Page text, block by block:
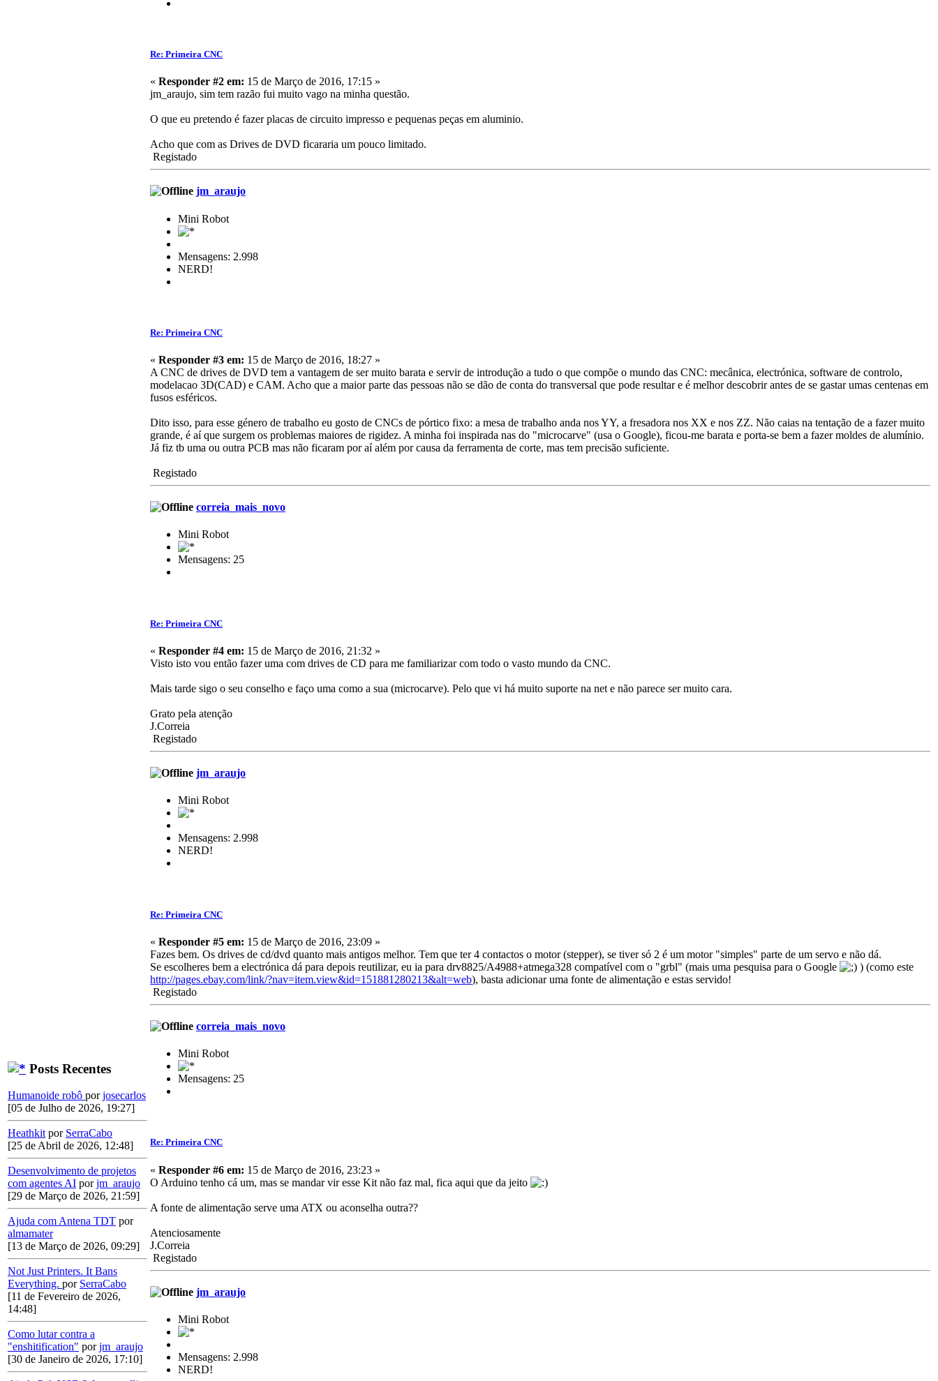
Posts Recentes
Humanoide robô porjosecarlos
[05 de Julho de 2026, 19:27]
Heathkit por SerraCabo
[25 de Abril de 2026, 12:48]
Desenvolvimento de projetos
com agentes AI porjm_araujo
[29 de Março de 2026, 21:59]
Ajuda com Antena TDT por
almamater
[13 de Março de 2026, 09:29]
Not Just Printers. It Bans
Everything. por SerraCabo
[11 de Fevereiro de 2026,
14:48]
Como lutar contra a
"enshitification" porjm_araujo
[30 de Janeiro de 2026, 17:10]
Re: Primeira CNC
« Responder #2 em: 15 de Março de 2016, 17:15 »
jm_araujo, sim tem razão fui muito vago na minha questão.
O que eu pretendo é fazer placas de circuito impresso e pequenas peças em aluminio.
Acho que com as Drives de DVD ficararia um pouco limitado.
Registado
jm_araujo
Mini Robot
Mensagens: 2.998
NERD!
Re: Primeira CNC
« Responder #3 em: 15 de Março de 2016, 18:27 »
A CNC de drives de DVD tem a vantagem de ser muito barata e servir de introdução a tudo o que compõe o mundo das CNC: mecânica, electrónica, software de controlo,
modelacao 3D(CAD) e CAM. Acho que a maior parte das pessoas não se dão de conta do transversal que pode resultar e é melhor descobrir antes de se gastar umas centenas em
fusos esféricos.
Dito isso, para esse género de trabalho eu gosto de CNCs de pórtico fixo: a mesa de trabalho anda nos YY, a fresadora nos XX e nos ZZ. Não caias na tentação de a fazer muito
grande, é aí que surgem os problemas maiores de rigidez. A minha foi inspirada nas do "microcarve" (usa o Google), ficou-me barata e porta-se bem a fazer moldes de alumínio.
Já fiz tb uma ou outra PCB mas não ficaram por aí além por causa da ferramenta de corte, mas tem precisão suficiente.
Registado
correia_mais_novo
Mini Robot
Mensagens: 25
Re: Primeira CNC
« Responder #4 em: 15 de Março de 2016, 21:32 »
Visto isto vou então fazer uma com drives de CD para me familiarizar com todo o vasto mundo da CNC.
Mais tarde sigo o seu conselho e faço uma como a sua (microcarve). Pelo que vi há muito suporte na net e não parece ser muito cara.
Grato pela atenção
J.Correia
Registado
jm_araujo
Mini Robot
Mensagens: 2.998
NERD!
Re: Primeira CNC
« Responder #5 em: 15 de Março de 2016, 23:09 »
Fazes bem. Os drives de cd/dvd quanto mais antigos melhor. Tem que ter 4 contactos o motor (stepper), se tiver só 2 é um motor "simples" parte de um servo e não dá.
Se escolheres bem a electrónica dá para depois reutilizar, eu ia para drv8825/A4988+atmega328 compatível com o "grbl" (mais uma pesquisa para o Google
) (como este
http://pages.ebay.com/link/?nav=item.view&id=151881280213&alt=web), basta adicionar uma fonte de alimentação e estas servido!
Registado
correia_mais_novo
Mini Robot
Mensagens: 25
Re: Primeira CNC
« Responder #6 em: 15 de Março de 2016, 23:23 »
O Arduino tenho cá um, mas se mandar vir esse Kit não faz mal, fica aqui que da jeito
A fonte de alimentação serve uma ATX ou aconselha outra??
Atenciosamente
J.Correia
Registado
jm_araujo
Mini Robot
Mensagens: 2.998
NERD!